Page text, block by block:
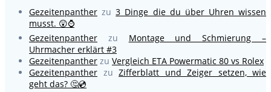
Gezeitenpanther zu3 Dinge die du über Uhren wissen
musst. 😲⌚
Gezeitenpanther zu Montage und Schmierung –
Uhrmacher erklärt #3
Gezeitenpanther zu Vergleich ETA Powermatic 80 vs Rolex
Gezeitenpanther zu Zifferblatt und Zeiger setzen, wie
geht das? 🤔💿